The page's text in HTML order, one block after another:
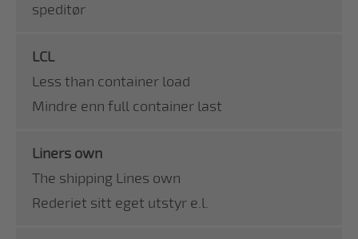
speditør
LCL
Less than container load
Mindre enn full container last
Liners own
The shipping Lines own
Rederiet sitt eget utstyr e.l.